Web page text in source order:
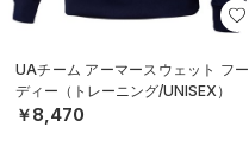
UAチーム アーマースウェット フー
ディー（トレーニング/UNISEX）
￥8,470